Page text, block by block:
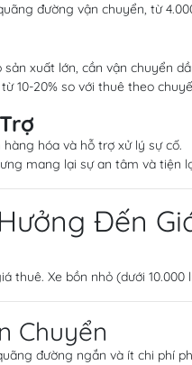
đường vận chuyển, từ
xuất lớn, cần vận chuyển
10-20% so với thuê theo
hóa và hỗ trợ xử lý sự cố.
mang lại sự an tâm và tiện
Đến
thuê. Xe bồn nhỏ (dưới
Chuyển
đường ngắn và ít chi phí